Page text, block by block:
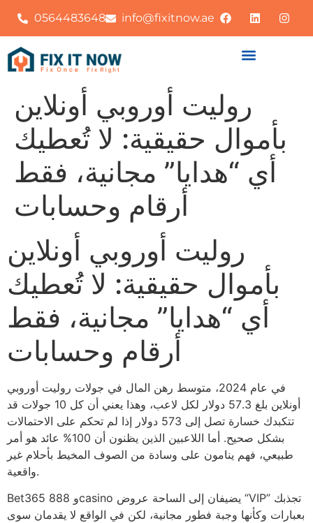
0564483648 info@fixitnow.ae
روليت أوروبي أونلاين
بأموال حقيقية: لا تُعطيك
أي “هدايا” مجانية، فقط
أرقام وحسابات
روليت أوروبي أونلاين
بأموال حقيقية: لا تُعطيك
أي “هدايا” مجانية، فقط
أرقام وحسابات
في عام 2024، متوسط رهن المال في جولات روليت أوروبي
أونلاين بلغ 57.3 دولار لكل لاعب، وهذا يعني أن كل 10 جولات قد
تتكبدك خسارة تصل إلى 573 دولار إذا لم تحكم على الاحتمالات
بشكل صحيح. أما اللاعبين الذين يظنون أن 100% عائد هو أمر
طبيعي، فهم ينامون على وسادة من الصوف المخيط بأحلام غير
واقعية.
Bet365 و 888casino يضيفان إلى الساحة عروض “VIP” تجذبك
بعبارات وكأنها وجبة فطور مجانية، لكن في الواقع لا يقدمان سوى